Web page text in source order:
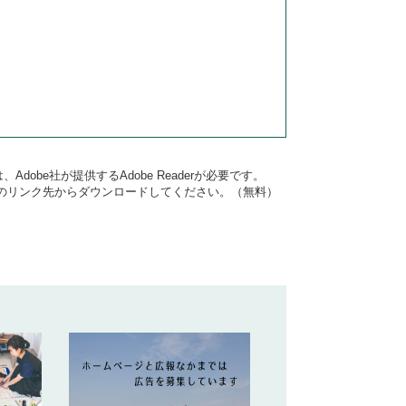
Adobe社が提供するAdobe Readerが必要です。
ンク先からダウンロードしてください。（無料）